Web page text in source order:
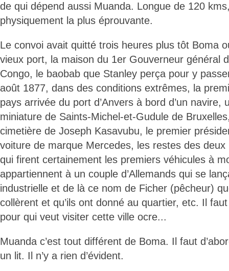
de qui dépend aussi Muanda. Longue de 120
physiquement la plus éprouvante.
Le convoi avait quitté trois heures plus tôt Boma
vieux port, la maison du 1er Gouverneur général
Congo, le baobab que Stanley perça pour y
août 1877, dans des conditions extrêmes, la
pays arrivée du port d’Anvers à bord d’un navire,
miniature de Saints-Michel-et-Gudule de
cimetière de Joseph Kasavubu, le premier
voiture de marque Mercedes, les restes des deux
qui firent certainement les premiers véhicules à
appartiennent à un couple d’Allemands qui se
industrielle et de là ce nom de Ficher (pêcheur)
collèrent et qu’ils ont donné au quartier, etc. Il
pour qui veut visiter cette ville ocre...
Muanda c’est tout différent de Boma. Il faut
un lit. Il n’y a rien d’évident.